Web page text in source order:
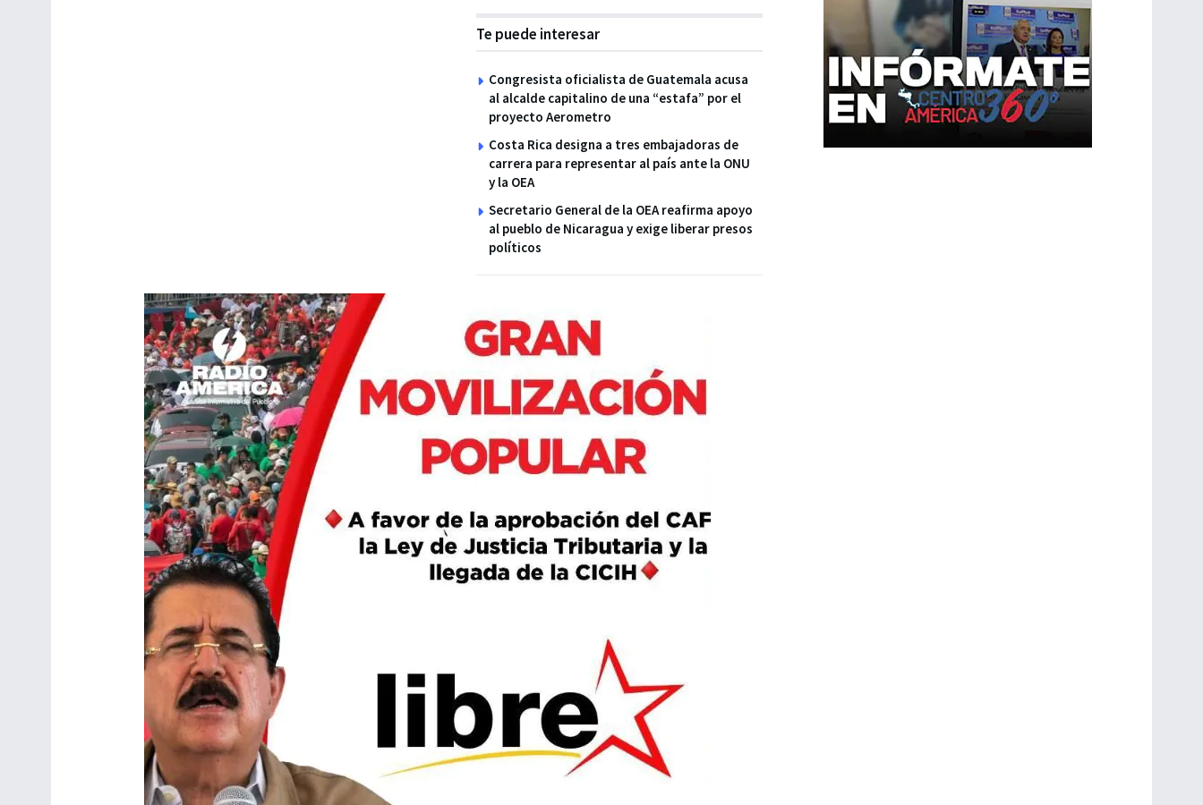
Te puede interesar
Congresista oficialista de Guatemala acusa
al alcalde capitalino de una “estafa” por el
proyecto Aerometro
Costa Rica designa a tres embajadoras de
carrera para representar al país ante la ONU
y la OEA
Secretario General de la OEA reafirma apoyo
al pueblo de Nicaragua y exige liberar presos
políticos